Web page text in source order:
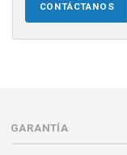
CONTÁCTANOS
GARANTÍA